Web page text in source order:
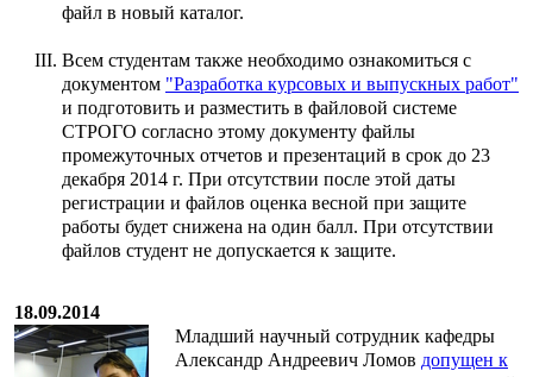
файл в новый каталог.
Всем студентам также необходимо ознакомиться с
документом "Разработка курсовых и выпускных работ"
и подготовить и разместить в файловой системе
СТРОГО согласно этому документу файлы
промежуточных отчетов и презентаций в срок до 23
декабря 2014 г. При отсутствии после этой даты
регистрации и файлов оценка весной при защите
работы будет снижена на один балл. При отсутствии
файлов студент не допускается к защите.
18.09.2014
Младший научный сотрудник кафедры
Александр Андреевич Ломов допущен к